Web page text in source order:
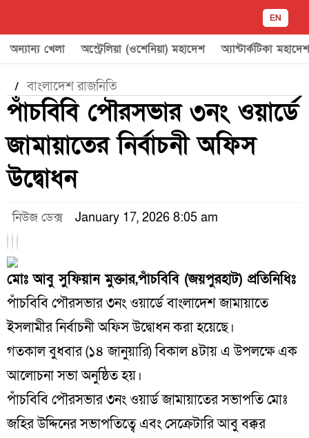
EN
অন্যান্য খেলা অস্ট্রেলিয়া (ওশেনিয়া) মহাদেশ অ্যান্টার্কটিকা মহাদেশ
/বাংলাদেশ রাজনিতি
পাঁচবিবি পৌরসভার ৩নং ওয়ার্ডে
জামায়াতের নির্বাচনী অফিস
উদ্বোধন
নিউজ ডেক্স January 17, 2026 8:05 am
মোঃ আবু সুফিয়ান মুক্তার,পাঁচবিবি (জয়পুরহাট) প্রতিনিধিঃ
পাঁচবিবি পৌরসভার ৩নং ওয়ার্ডে বাংলাদেশ জামায়াতে
ইসলামীর নির্বাচনী অফিস উদ্বোধন করা হয়েছে।
গতকাল বুধবার (১৪ জানুয়ারি) বিকাল ৪টায় এ উপলক্ষে এক
আলোচনা সভা অনুষ্ঠিত হয়।
পাঁচবিবি পৌরসভার ৩নং ওয়ার্ড জামায়াতের সভাপতি মোঃ
জহির উদ্দিনের সভাপতিত্বে এবং সেক্রেটারি আবু বক্কর